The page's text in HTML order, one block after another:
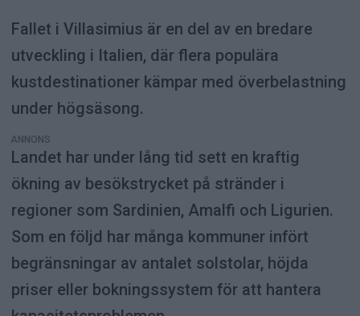
Fallet i Villasimius är en del av en bredare
utveckling i Italien, där flera populära
kustdestinationer kämpar med överbelastning
under högsäsong.
ANNONS
Landet har under lång tid sett en kraftig
ökning av besökstrycket på stränder i
regioner som Sardinien, Amalfi och Ligurien.
Som en följd har många kommuner infört
begränsningar av antalet solstolar, höjda
priser eller bokningssystem för att hantera